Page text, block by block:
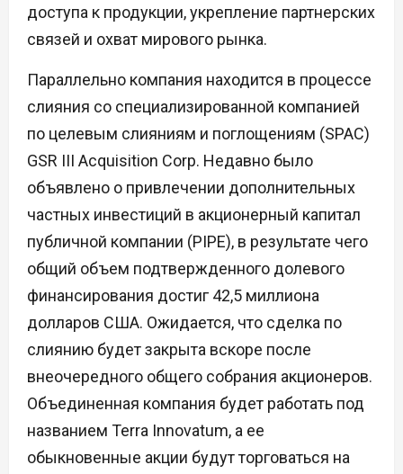
доступа к продукции, укрепление партнерских
связей и охват мирового рынка.
Параллельно компания находится в процессе
слияния со специализированной компанией
по целевым слияниям и поглощениям (SPAC)
GSR III Acquisition Corp. Недавно было
объявлено о привлечении дополнительных
частных инвестиций в акционерный капитал
публичной компании (PIPE), в результате чего
общий объем подтвержденного долевого
финансирования достиг 42,5 миллиона
долларов США. Ожидается, что сделка по
слиянию будет закрыта вскоре после
внеочередного общего собрания акционеров.
Объединенная компания будет работать под
названием Terra Innovatum, а ее
обыкновенные акции будут торговаться на